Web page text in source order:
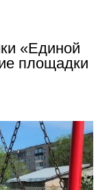
«Единой
площадки